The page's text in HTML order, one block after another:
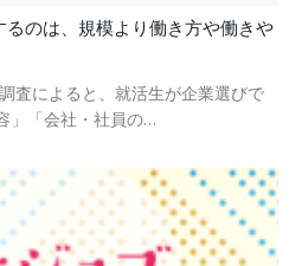
のは、規模より働き方や働きや
査によると、就活生が企業選びで
」「会社・社員の…